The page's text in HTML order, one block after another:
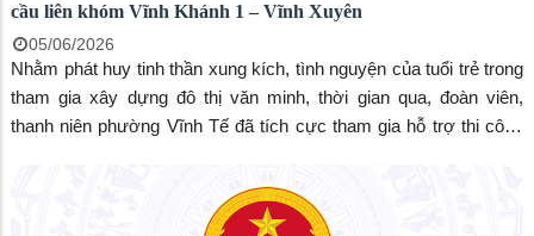
cầu liên khóm Vĩnh Khánh 1 – Vĩnh Xuyên
05/06/2026
Nhằm phát huy tinh thần xung kích, tình nguyện của tuổi trẻ trong
tham gia xây dựng đô thị văn minh, thời gian qua, đoàn viên,
thanh niên phường Vĩnh Tế đã tích cực tham gia hỗ trợ thi công